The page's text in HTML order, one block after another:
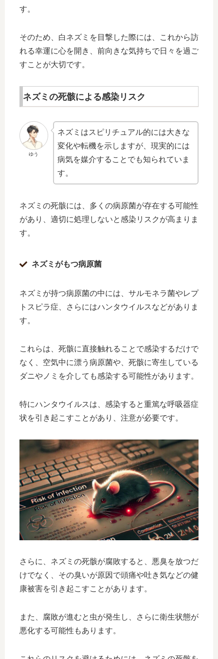
す。
そのため、白ネズミを目撃した際には、これから訪
れる幸運に心を開き、前向きな気持ちで日々を過ご
すことが大切です。
ネズミの死骸による感染リスク
ゆう
ネズミはスピリチュアル的には大きな
変化や転機を示しますが、現実的には
病気を媒介することでも知られていま
す。
ネズミの死骸には、多くの病原菌が存在する可能性
があり、適切に処理しないと感染リスクが高まりま
す。
ネズミがもつ病原菌
ネズミが持つ病原菌の中には、サルモネラ菌やレプ
トスピラ症、さらにはハンタウイルスなどがありま
す。
これらは、死骸に直接触れることで感染するだけで
なく、空気中に漂う病原菌や、死骸に寄生している
ダニやノミを介しても感染する可能性があります。
特にハンタウイルスは、感染すると重篤な呼吸器症
状を引き起こすことがあり、注意が必要です。
さらに、ネズミの死骸が腐敗すると、悪臭を放つだ
けでなく、その臭いが原因で頭痛や吐き気などの健
康被害を引き起こすことがあります。
また、腐敗が進むと虫が発生し、さらに衛生状態が
悪化する可能性もあります。